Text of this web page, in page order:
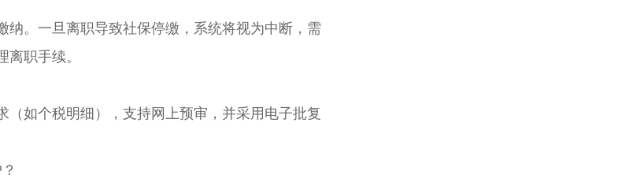
。一旦离职导致社保停缴，系统将视为中断，需
职手续。
如个税明细），支持网上预审，并采用电子批复